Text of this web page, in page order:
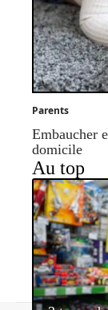
Parents
Embaucher
domicile
Au top